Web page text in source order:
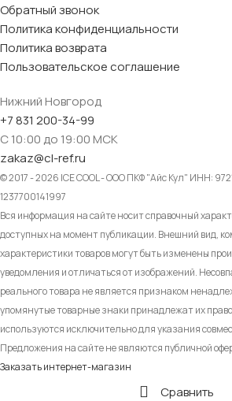
Обратный звонок
Политика конфиденциальности
Политика возврата
Пользовательское соглашение
Нижний Новгород
+7 831 200-34-99
С 10:00 до 19:00 МСК
zakaz@cl-ref.ru
© 2017 - 2026 ICE COOL - ООО ПКФ "Айс Кул" ИНН:
1237700141997
Вся информация на сайте носит справочный
доступных на момент публикации. Внешний вид,
характеристики товаров могут быть изменены
уведомления и отличаться от изображений.
реального товара не является признаком
упомянутые товарные знаки принадлежат их
используются исключительно для указания
Предложения на сайте не являются публичной
Заказать интернет-магазин
Сравнить